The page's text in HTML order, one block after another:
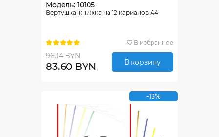
Модель: 10105
Вертушка-книжка на 12 карманов А4
В избранное
96.14 BYN
83.60 BYN В корзину
-13%